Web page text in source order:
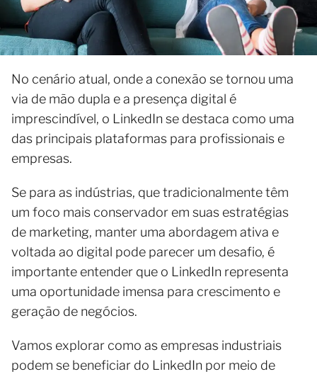
No cenário atual, onde a conexão se tornou uma
via de mão dupla e a presença digital é
imprescindível, o LinkedIn se destaca como uma
das principais plataformas para profissionais e
empresas.
Se para as indústrias, que tradicionalmente têm
um foco mais conservador em suas estratégias
de marketing, manter uma abordagem ativa e
voltada ao digital pode parecer um desafio, é
importante entender que o LinkedIn representa
uma oportunidade imensa para crescimento e
geração de negócios.
Vamos explorar como as empresas industriais
podem se beneficiar do LinkedIn por meio de